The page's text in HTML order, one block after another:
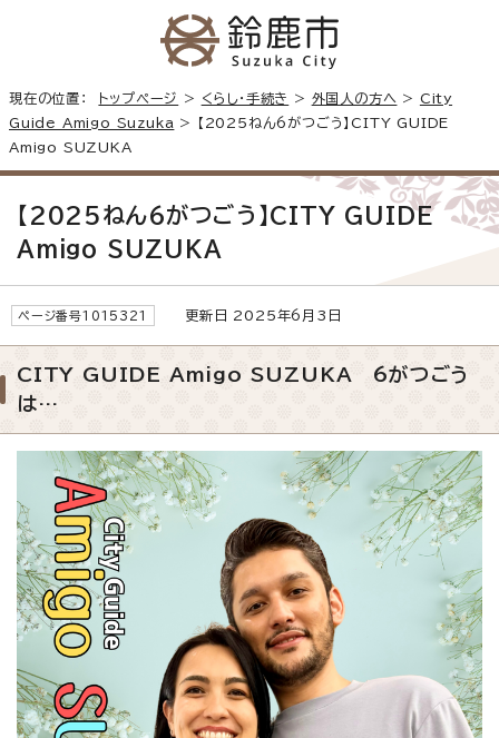
現在の位置： トップページ > くらし・手続き > 外国人の方へ > City
Guide Amigo Suzuka > 【2025ねん6がつごう】CITY GUIDE
Amigo SUZUKA
【2025ねん6がつごう】CITY GUIDE
Amigo SUZUKA
ページ番号1015321 更新日 2025年6月3日
CITY GUIDE Amigo SUZUKA 6がつごう
は…